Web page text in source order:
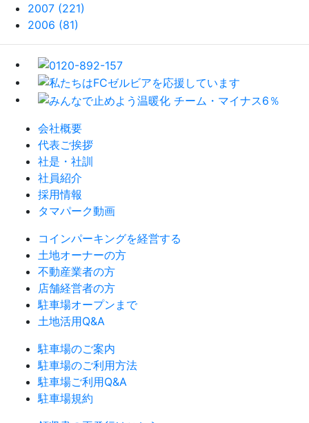
2007 (221)
2006 (81)
会社概要
代表ご挨拶
社是・社訓
社員紹介
採用情報
タマパーク動画
コインパーキングを経営する
土地オーナーの方
不動産業者の方
店舗経営者の方
駐車場オープンまで
土地活用Q&A
駐車場のご案内
駐車場のご利用方法
駐車場ご利用Q&A
駐車場規約